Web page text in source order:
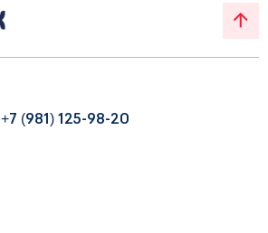
+7 (981) 125-98-20